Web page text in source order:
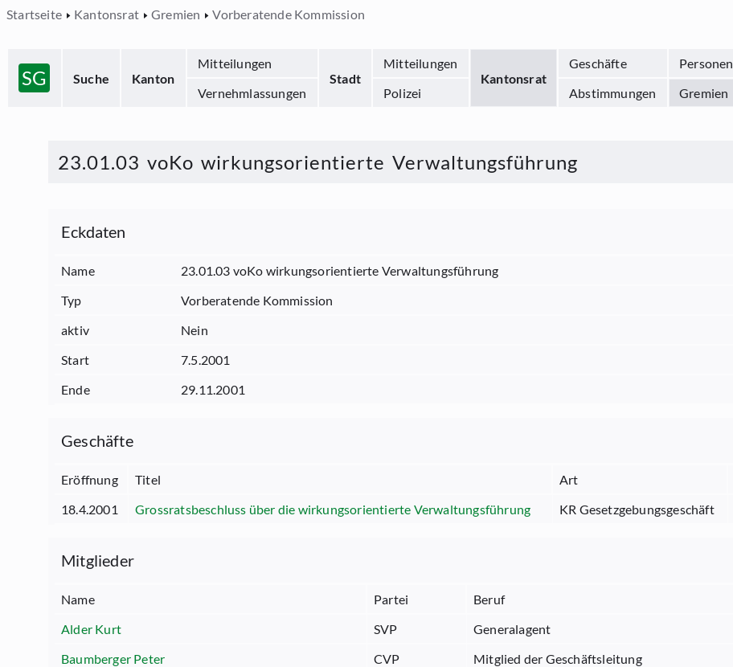
Startseite Kantonsrat Gremien Vorberatende Kommission
SG Suche Kanton
Mitteilungen
Stadt
Mitteilungen
Kantonsrat
Geschäfte
Personen
Vernehmlassungen
Polizei Abstimmungen Gremien
23.01.03 voKo wirkungsorientierte Verwaltungsführung
Eckdaten
Name
23.01.03 voKo wirkungsorientierte Verwaltungsführung
Typ
Vorberatende Kommission
aktiv
Nein
Start
7.5.2001
Ende
29.11.2001
Geschäfte
Eröffnung Titel Art
18.4.2001
Grossratsbeschluss über die wirkungsorientierte Verwaltungsführung KR Gesetzgebungsgeschäft
Mitglieder
Name Partei Beruf
Alder Kurt
SVP
Generalagent
Baumberger Peter
CVP
Mitglied der Geschäftsleitung